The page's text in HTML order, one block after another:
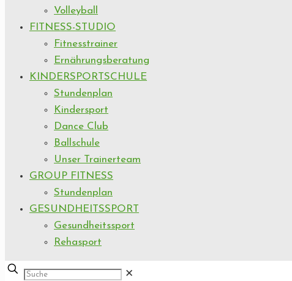
Volleyball
FITNESS-STUDIO
Fitnesstrainer
Ernährungsberatung
KINDERSPORTSCHULE
Stundenplan
Kindersport
Dance Club
Ballschule
Unser Trainerteam
GROUP FITNESS
Stundenplan
GESUNDHEITSSPORT
Gesundheitssport
Rehasport
✕